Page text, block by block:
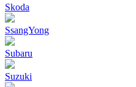
Skoda
SsangYong
Subaru
Suzuki